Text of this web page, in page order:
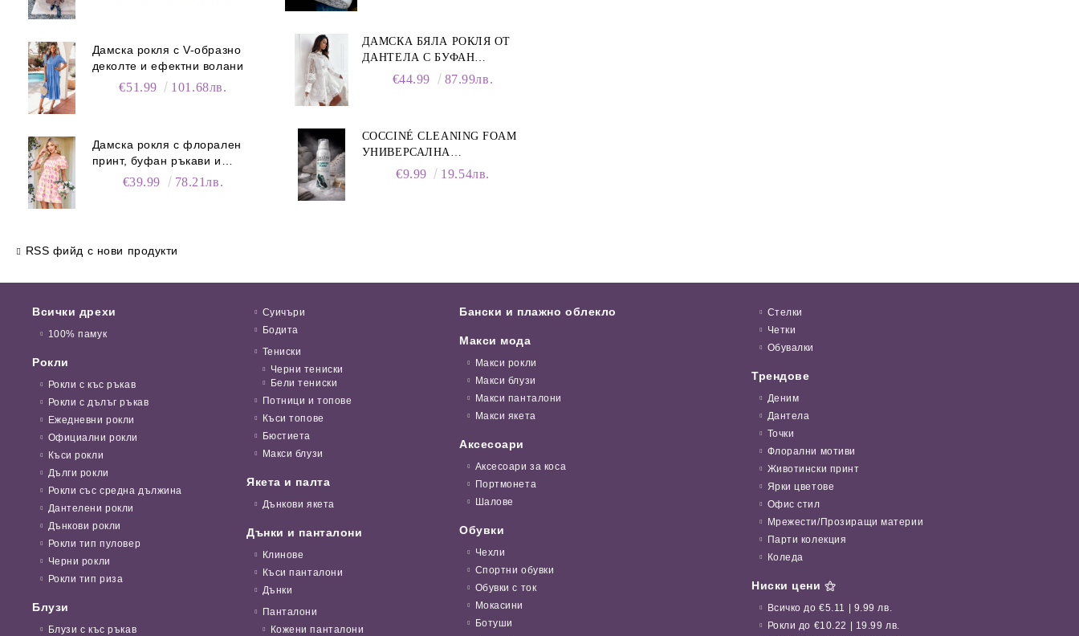
Дамска рокля с V-образно
деколте и ефектни волани
€51.99 101.68лв.
Дамска рокля с флорален
принт, буфан ръкави и
джобове€39.99 78.21лв.
RSS фийд с нови продукти
ДАМСКА БЯЛА РОКЛЯ ОТ
ДАНТЕЛА С БУФАН
РЪКАВИ И ЯКА
€44.99 87.99лв.
COCCINÉ CLEANING FOAM
УНИВЕРСАЛНА
ПОЧИСТВАЩА ПЯНА ЗА
€9.99 19.54лв.
Всички дрехи
100% памук
Рокли
Рокли с къс ръкав
Рокли с дълъг ръкав
Ежедневни рокли
Официални рокли
Къси рокли
Дълги рокли
Рокли със средна дължина
Дантелени рокли
Дънкови рокли
Рокли тип пуловер
Черни рокли
Рокли тип риза
Блузи
Блузи с къс ръкав
Суичъри
Бодита
Тениски
Черни тениски
Бели тениски
Потници и топове
Къси топове
Бюстиета
Макси блузи
Якета и палта
Дънкови якета
Дънки и панталони
Клинове
Къси панталони
Дънки
Панталони
Кожени панталони
Бански и плажно облекло
Макси мода
Макси рокли
Макси блузи
Макси панталони
Макси якета
Аксесоари
Аксесоари за коса
Портмонета
Шалове
Обувки
Чехли
Спортни обувки
Обувки с ток
Мокасини
Ботуши
Стелки
Четки
Обувалки
Трендове
Деним
Дантела
Точки
Флорални мотиви
Животински принт
Ярки цветове
Офис стил
Мрежести/Прозиращи материи
Парти колекция
Коледа
Ниски цени ⚝
Всичко до €5.11 | 9.99 лв.
Рокли до €10.22 | 19.99 лв.